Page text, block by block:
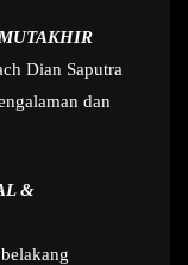
Dian Saputra
dan
&